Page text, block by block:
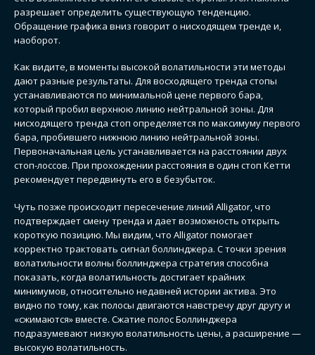
разрешает определить существующую тенденцию.
Обращение графика вниз говорит о нисходящем тренде и,
наоборот.
Как видите, в моменты высокой волатильности эти методы
дают разные результаты. Для восходящего тренда стопы
устанавливаются по минимальной цене первого бара,
который пробил верхнюю линию нейтральной зоны. Для
нисходящего тренда стоп определяется по максимуму первого
бара, пробившего нижнюю линию нейтральной зоны.
Первоначальная цель устанавливается на расстоянии двух
стоп-лоссов. При прохождении расстояния в один стоп Кетти
рекомендует передвинуть его в безубыток.
Чуть позже происходит пересечение линий Alligator, что
подтверждает смену тренда и дает возможность открыть
короткую позицию. Мы видим, что Alligator помогает
корректно трактовать сигнал боллинджера. С точки зрения
волатильности волны боллинджера стратегия способна
показать, когда волатильность достигает крайних
минимумов, относительно недавней истории актива. Это
видно по тому, как полосы двигаются навстречу друг другу и
«сжимаются» вместе. Сжатие полос Боллинджера
подразумевают низкую волатильность цены, а расширение —
высокую волатильность.